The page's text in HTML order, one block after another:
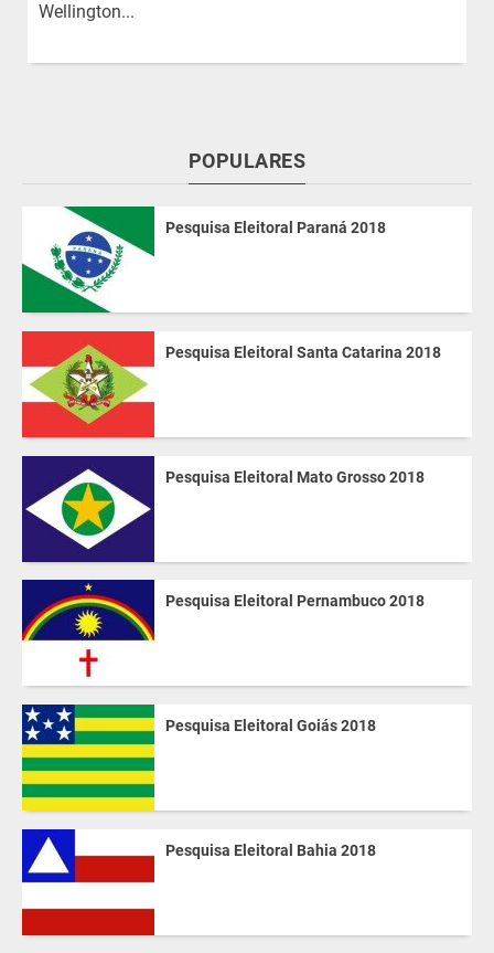
Wellington...
POPULARES
Pesquisa Eleitoral Paraná 2018
Pesquisa Eleitoral Santa Catarina 2018
Pesquisa Eleitoral Mato Grosso 2018
Pesquisa Eleitoral Pernambuco 2018
Pesquisa Eleitoral Goiás 2018
Pesquisa Eleitoral Bahia 2018